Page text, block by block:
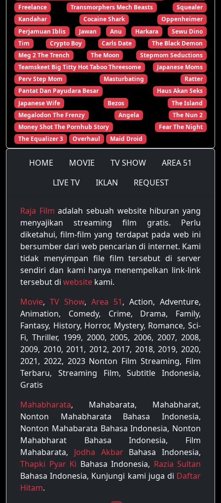
Freelance
Transmorphers Mech Beasts
Squealer
Kandahar
Cocaine Shark
Oppenheimer
Perjamuan Iblis
Jawan Anu Harkara
Sewu Dino
Tim
Crypto Boy Carls Date
The Black Demon
Meg 2 The Trench
The Moon
Stepmom Seductions
Teamskeet Big Titty Hot Taboo Threesome
Japanese Moms
Perv Step Mom
Masturbating
Ratter
Pantat Dan Payudara Besar
Haus Akan Seks
Japanese Wife
Bezos
The Island
Megalodon The Frenzy
Angela
The Nun 2
Money Shot The Pornhub Story
Fear The Night
The Equalizer 3
Overhaul Maid Droid
HOME MOVIE TV SHOW
AREA 51
LIVE TV
IKLAN REQUEST
Raja Film adalah sebuah website hiburan yang
menyajikan streaming film gratis. Perlu
diketahui, film-film yang terdapat pada web ini
bersumber dari web pencarian di internet. Kami
tidak menyimpan file film tersebut di server
sendiri dan kami hanya menempelkan link-link
tersebut di website kami.
Movie, TV Show, Area 51, Action, Adventure,
Animation, Comedy, Crime, Drama, Family,
Fantasy, History, Horror, Mystery, Romance, Sci-
Fi, Thriller, 1999, 2000, 2005, 2006, 2007, 2008,
2009, 2010, 2011, 2012, 2017, 2018, 2019, 2020,
2021, 2022, 2023 Nonton Film Streaming, Film
Terbaru, Streaming Film, Subtitle Indonesia,
Gratis
Mahabharata, Mahabarata, Mahabharat,
Nonton Mahabharata Bahasa Indonesia,
Nonton Mahabarata Bahasa Indonesia, Nonton
Mahabharat Bahasa Indonesia, Film
Mahabarata, Jodha AkbarBahasa Indonesia,
Thapki Pyar Ki Bahasa Indonesia, Razia Sultan
Bahasa Indonesia, Kunjungi kami juga di Daftar
Hitam.